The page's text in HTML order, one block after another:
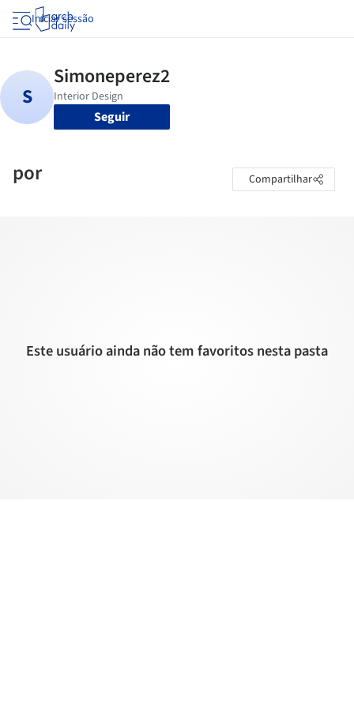
Iniciar sessão
Seguir
por Compartilhar
Este usuário ainda não tem favoritos nesta pasta